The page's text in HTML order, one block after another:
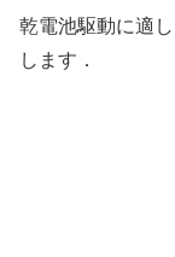
乾電池駆動に適
します．